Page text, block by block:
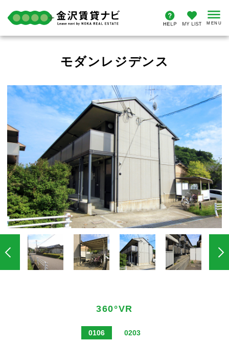
モダンレジデンス
360°VR
0106 0203